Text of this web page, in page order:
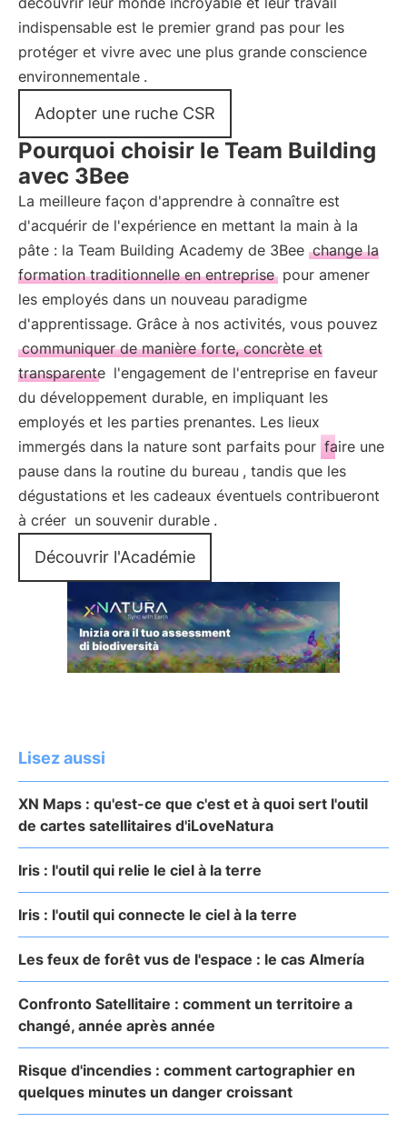
indispensable est le premier grand pas pour les
protéger et vivre avec une plus grande conscience
environnementale .
Adopter une ruche CSR
Pourquoi choisir le Team Building
avec 3Bee
La meilleure façon d'apprendre à connaître est
d'acquérir de l'expérience en mettant la main à la
pâte : la Team Building Academy de 3Bee change la
formation traditionnelle en entreprise pour amener
les employés dans un nouveau paradigme
d'apprentissage. Grâce à nos activités, vous pouvez
communiquer de manière forte, concrète et
transparente l'engagement de l'entreprise en faveur
du développement durable, en impliquant les
employés et les parties prenantes. Les lieux
immergés dans la nature sont parfaits pour faire une
pause dans la routine du bureau , tandis que les
dégustations et les cadeaux éventuels contribueront
à créer un souvenir durable .
Découvrir l'Académie
Lisez aussi
XN Maps : qu'est-ce que c'est et à quoi sert l'outil
de cartes satellitaires d'iLoveNatura
Iris : l'outil qui relie le ciel à la terre
Iris : l'outil qui connecte le ciel à la terre
Les feux de forêt vus de l'espace : le cas Almería
Confronto Satellitaire : comment un territoire a
changé, année après année
Risque d'incendies : comment cartographier en
quelques minutes un danger croissant